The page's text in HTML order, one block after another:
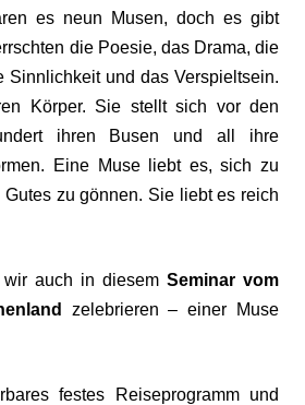
es neun Musen, doch es gibt
die Poesie, das Drama, die
Sinnlichkeit und das Verspieltsein.
Körper. Sie stellt sich vor den
ihren Busen und all ihre
Eine Muse liebt es, sich zu
zu gönnen. Sie liebt es reich
auch in diesem Seminar vom
zelebrieren – einer Muse
festes Reiseprogramm und